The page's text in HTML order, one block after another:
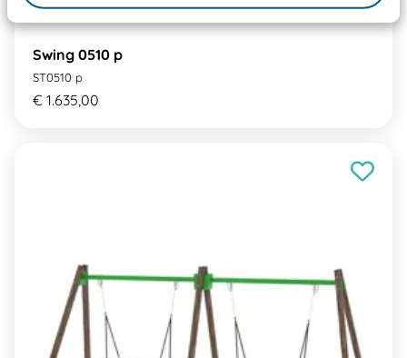
Swing 0510 p
ST0510 p
€ 1.635,00